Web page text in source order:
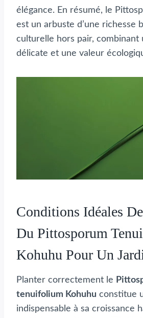
élégance. En résumé, le
est un arbuste d’une richesse
culturelle hors pair, combinant
délicate et une valeur
Conditions Idéales
Du Pittosporum
Kohuhu Pour Un
Planter correctement le
tenuifolium Kohuhu constitue
indispensable à sa croissance